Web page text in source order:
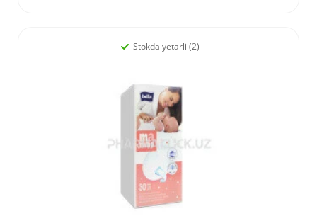
Stokda yetarli (2)